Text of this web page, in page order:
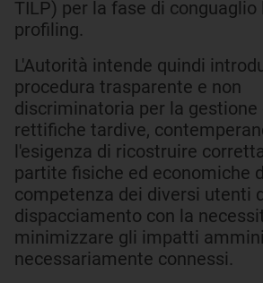
TILP) per la fase di conguaglio
profiling.
L'Autorità intende quindi
procedura trasparente e non
discriminatoria per la gestione
rettifiche tardive,
l'esigenza di ricostruire
partite fisiche ed economiche
competenza dei diversi utenti
dispacciamento con la
minimizzare gli impatti
necessariamente connessi.